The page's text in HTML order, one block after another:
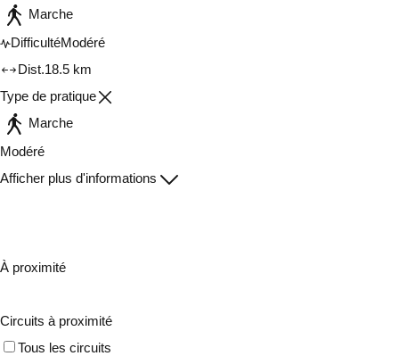
Marche
DifficultéModéré
Dist.18.5 km
Type de pratique
Marche
Modéré
Afficher plus d'informations
À proximité
Circuits à proximité
Tous les circuits